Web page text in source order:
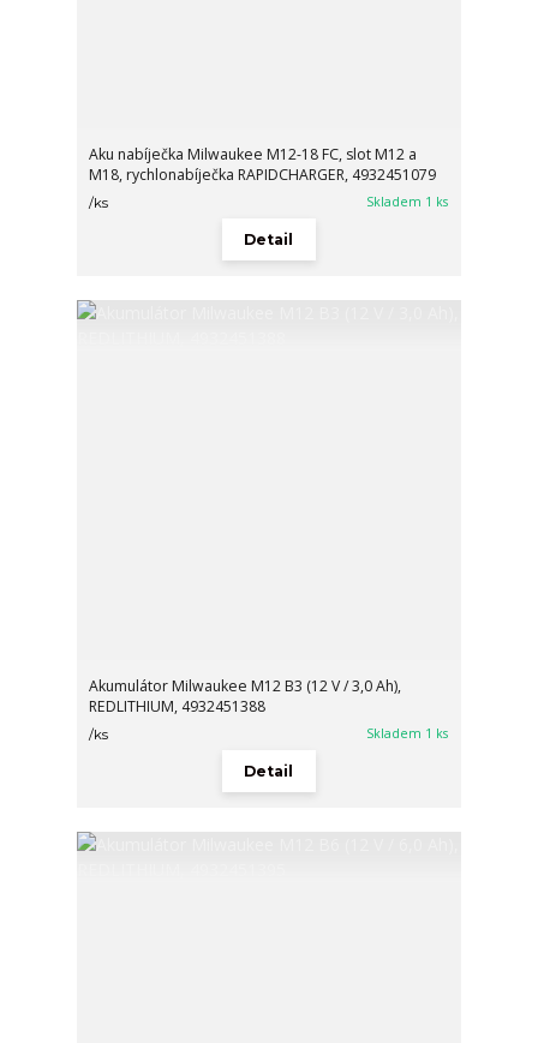
Aku nabíječka Milwaukee M12-18 FC, slot M12 a
M18, rychlonabíječka RAPIDCHARGER, 4932451079
/ks Skladem 1 ks
Detail
Akumulátor Milwaukee M12 B3 (12 V / 3,0 Ah),
REDLITHIUM, 4932451388
/ks Skladem 1 ks
Detail